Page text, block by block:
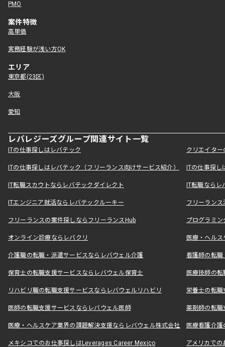
PMO
案件特徴
高単価
実務経験が浅い方OK
エリア
東京都(23区)
大阪
愛知
レバレジーズグループ関連サイト一覧
ITの仕事探しはレバテック クリエイタ
ITの仕事探しはレバテック（フリーランス向けサービス紹介） ITの仕事探
IT転職スカウトならレバテックダイレクト IT転職なら
ITエンジニア就活ならレバテックルーキー フリーラン
フリーランスの案件探しならフリーランスHub プログラミ
オンライン診療ならレバクリ 医療・ヘル
介護職の転職・派遣サービスならレバウェル介護 看護師の転
保育士の転職支援サービスならレバウェル保育士 医療技師の
リハビリ職の転職支援サービスならレバウェルリハビリ 栄養士の転
医師の転職支援サービスならレバウェル医師 薬剤師の転
医療・ヘルスケア業界の課題解決支援ならレバウェル株式会社 医療看護介
メキシコでのお仕事探しはLeverages Career Mexico アメリカで